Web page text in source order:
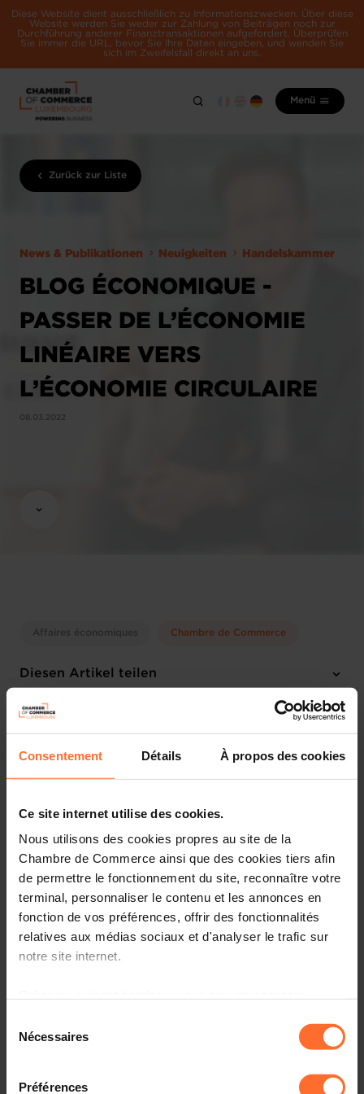
Consentement Détails À propos des cookies
Ce site internet utilise des cookies.
Nous utilisons des cookies propres au site de la
Chambre de Commerce ainsi que des cookies tiers afin
de permettre le fonctionnement du site, reconnaître votre
terminal, personnaliser le contenu et les annonces en
fonction de vos préférences, offrir des fonctionnalités
relatives aux médias sociaux et d'analyser le trafic sur
notre site internet.
à l’exception des cookies strictement nécessaires au
fonctionnement du site. Une description des différents
cookies est accessible sous l’onglet « Détails » ci-
Nécessaires
Préférences
Diese Website dient ausschließlich zu Informationszwecken. Über diese
Website werden Sie weder zur Zahlung von Beiträgen noch zur
Durchführung anderer Finanztransaktionen aufgefordert. Überprüfen
Sie immer die URL, bevor Sie Ihre Daten eingeben, und wenden Sie
sich im Zweifelsfall direkt an uns.
Menü
Zurück zur Liste
News & Publikationen Neuigkeiten Handelskammer
BLOG ÉCONOMIQUE -
PASSER DE L’ÉCONOMIE
LINÉAIRE VERS
L’ÉCONOMIE CIRCULAIRE
08.03.2022
Affaires économiques Chambre de Commerce
Diesen Artikel teilen
Brent a dépassé rapidement les 100 dollars, une première
depuis 2014, pour frôler les 150 dollars en début de cette
vendredi dernier, le prix de 393 euros la tonne sur le